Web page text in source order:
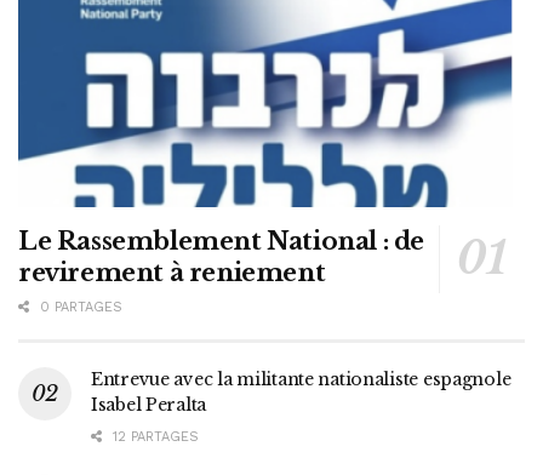
Le Rassemblement National : de
revirement à reniement
0 PARTAGES
Entrevue avec la militante nationaliste espagnole
Isabel Peralta
12 PARTAGES